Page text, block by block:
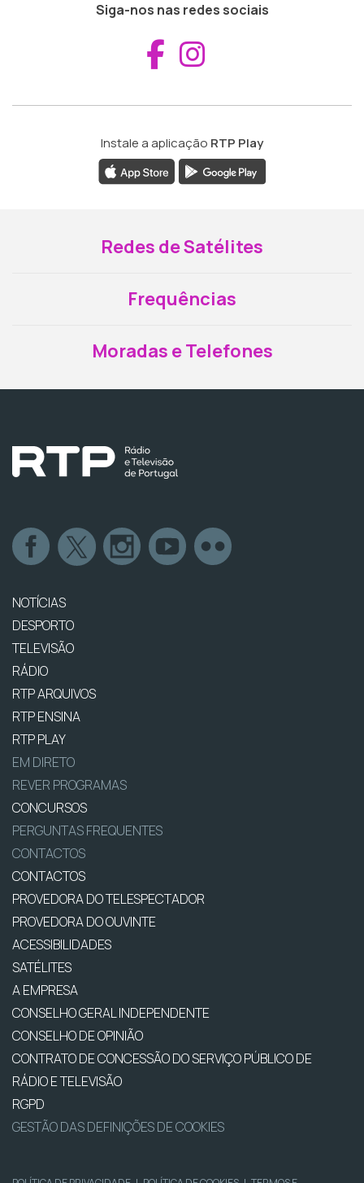
Siga-nos nas redes sociais
Aceder ao
Instale a aplicação RTP Play
Redes de Satélites
Frequências
Moradas e Telefones
NOTÍCIAS
DESPORTO
TELEVISÃO
RÁDIO
RTP ARQUIVOS
RTP ENSINA
RTP PLAY
EM DIRETO
REVER PROGRAMAS
CONCURSOS
PERGUNTAS FREQUENTES
CONTACTOS
CONTACTOS
PROVEDORA DO TELESPECTADOR
PROVEDORA DO OUVINTE
ACESSIBILIDADES
SATÉLITES
A EMPRESA
CONSELHO GERAL INDEPENDENTE
CONSELHO DE OPINIÃO
CONTRATO DE CONCESSÃO DO SERVIÇO PÚBLICO DE
RÁDIO E TELEVISÃO
RGPD
GESTÃO DAS DEFINIÇÕES DE COOKIES